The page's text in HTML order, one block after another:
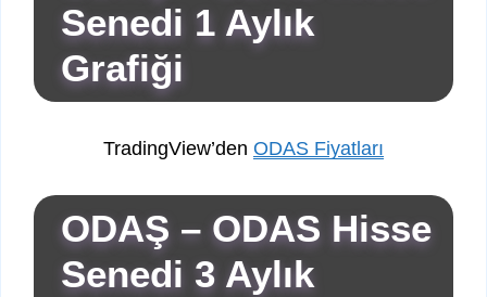
Senedi 1 Aylık
Grafiği
TradingView’den ODAS Fiyatları
ODAŞ – ODAS Hisse
Senedi 3 Aylık